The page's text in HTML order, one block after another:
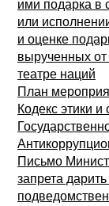
ими подарка в
или
и оценке
вырученных от
театре наций
План
Кодекс этики
Письмо
запрета